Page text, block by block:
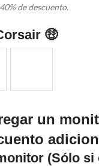
de descuento.
🤑
un
(Sólo si